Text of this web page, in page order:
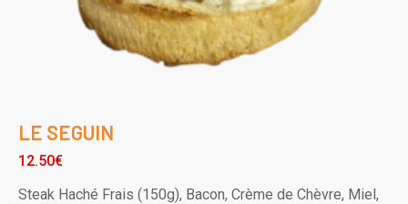
LE SEGUIN
12.50€
Steak Haché Frais (150g), Bacon, Crème de Chèvre, Miel,